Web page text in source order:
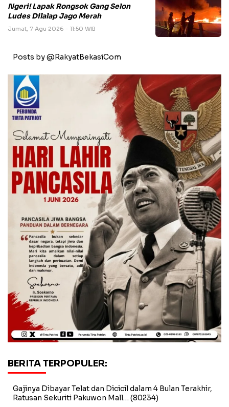
Ngeri! Lapak Rongsok Gang Selon
Ludes Dilalap Jago Merah
Jumat, 7 Agu 2026 - 11:50 WIB
Posts by @RakyatBekasiCom
BERITA TERPOPULER:
Gajinya Dibayar Telat dan Dicicil dalam 4 Bulan Terakhir,
Ratusan Sekuriti Pakuwon Mall… (80234)